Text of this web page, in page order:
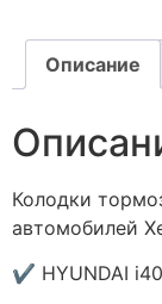
Описание
Колодки
автомобилей
✔ HYUNDAI